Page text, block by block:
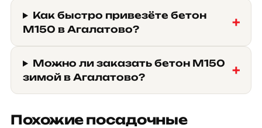
Как быстро привезёте бетон
М150 в Агалатово?
Можно ли заказать бетон М150
зимой в Агалатово?
Похожие посадочные